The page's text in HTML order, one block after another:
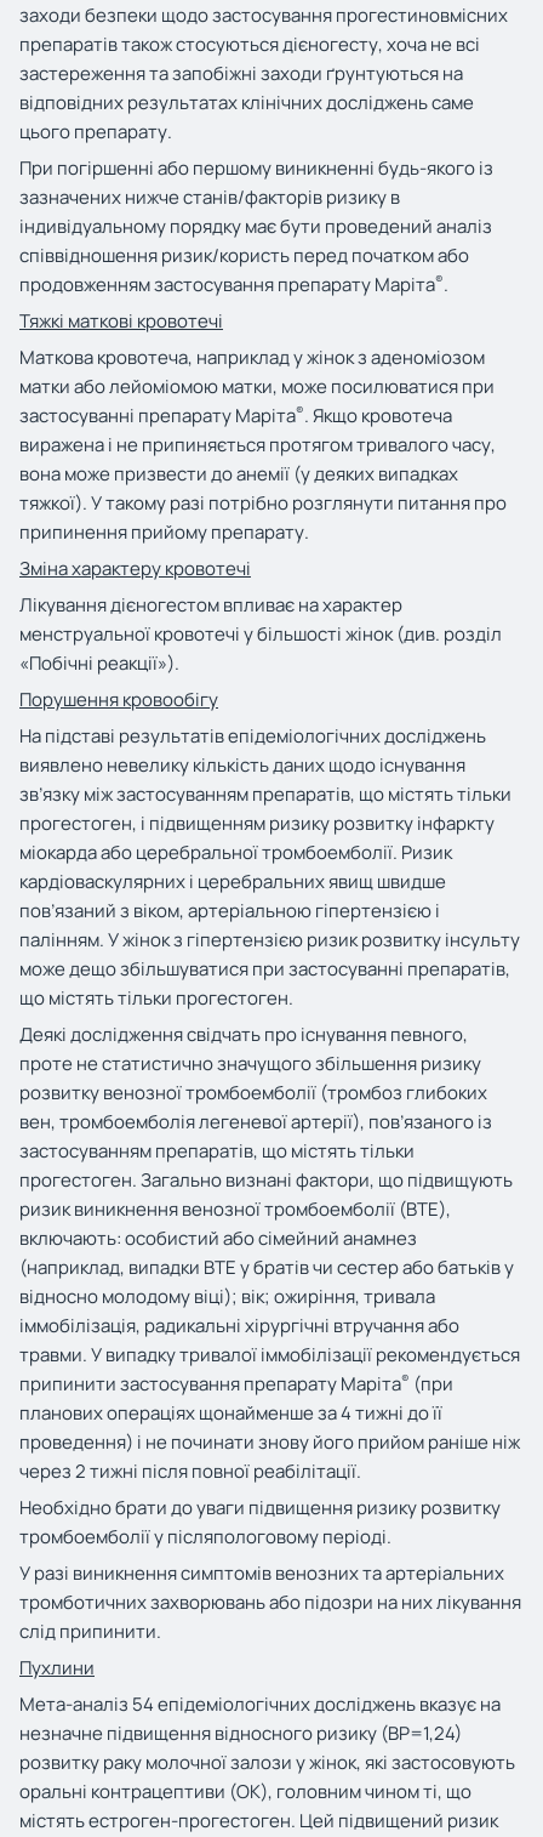
заходи безпеки щодо застосування прогестиновмісних
препаратів також стосуються дієногесту, хоча не всі
застереження та запобіжні заходи ґрунтуються на
відповідних результатах клінічних досліджень саме
цього препарату.
При погіршенні або першому виникненні будь-якого із
зазначених нижче станів/факторів ризику в
індивідуальному порядку має бути проведений аналіз
співвідношення ризик/користь перед початком або
продовженням застосування препарату Маріта®.
Тяжкі маткові кровотечі
Маткова кровотеча, наприклад у жінок з аденоміозом
матки або лейоміомою матки, може посилюватися при
застосуванні препарату Маріта®. Якщо кровотеча
виражена і не припиняється протягом тривалого часу,
вона може призвести до анемії (у деяких випадках
тяжкої). У такому разі потрібно розглянути питання про
припинення прийому препарату.
Зміна характеру кровотечі
Лікування дієногестом впливає на характер
менструальної кровотечі у більшості жінок (див. розділ
«Побічні реакції»).
Порушення кровообігу
На підставі результатів епідеміологічних досліджень
виявлено невелику кількість даних щодо існування
зв’язку між застосуванням препаратів, що містять тільки
прогестоген, і підвищенням ризику розвитку інфаркту
міокарда або церебральної тромбоемболії. Ризик
кардіоваскулярних і церебральних явищ швидше
пов’язаний з віком, артеріальною гіпертензією і
палінням. У жінок з гіпертензією ризик розвитку інсульту
може дещо збільшуватися при застосуванні препаратів,
що містять тільки прогестоген.
Деякі дослідження свідчать про існування певного,
проте не статистично значущого збільшення ризику
розвитку венозної тромбоемболії (тромбоз глибоких
вен, тромбоемболія легеневої артерії), пов’язаного із
застосуванням препаратів, що містять тільки
прогестоген. Загально визнані фактори, що підвищують
ризик виникнення венозної тромбоемболії (ВТЕ),
включають: особистий або сімейний анамнез
(наприклад, випадки ВТЕ у братів чи сестер або батьків у
відносно молодому віці); вік; ожиріння, тривала
іммобілізація, радикальні хірургічні втручання або
травми. У випадку тривалої іммобілізації рекомендується
припинити застосування препарату Маріта® (при
планових операціях щонайменше за 4 тижні до її
проведення) і не починати знову його прийом раніше ніж
через 2 тижні після повної реабілітації.
Необхідно брати до уваги підвищення ризику розвитку
тромбоемболії у післяпологовому періоді.
У разі виникнення симптомів венозних та артеріальних
тромботичних захворювань або підозри на них лікування
слід припинити.
Пухлини
Мета-аналіз 54 епідеміологічних досліджень вказує на
незначне підвищення відносного ризику (ВР=1,24)
розвитку раку молочної залози у жінок, які застосовують
оральні контрацептиви (ОК), головним чином ті, що
містять естроген-прогестоген. Цей підвищений ризик